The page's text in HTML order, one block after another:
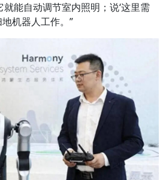
就能自动调节室内照明；说‘这里需
机器人工作。”